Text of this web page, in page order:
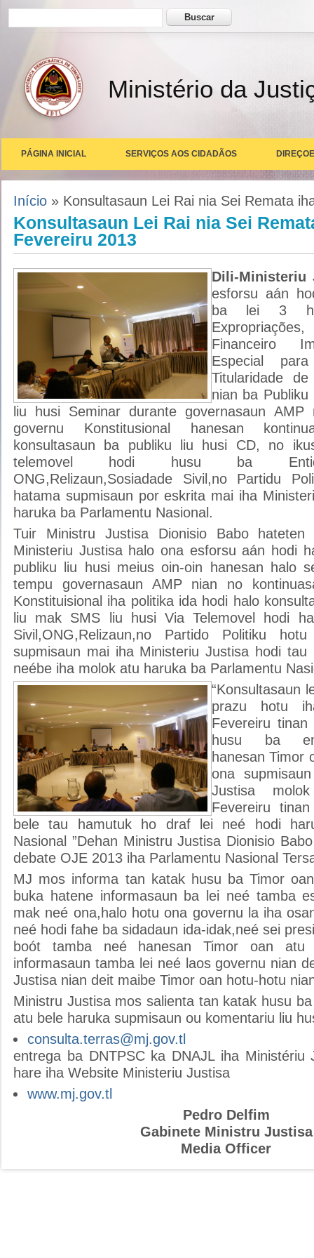
Formulário de busca Buscar
Ministério da
PÁGINA INICIAL SERVIÇOS AOS CIDADÃOS
Você está aqui
Início » Konsultasaun Lei Rai nia Sei Remata
Konsultasaun Lei Rai nia Sei
Fevereiru 2013
Dili-Ministeriu
esforsu aán
ba lei 3
Financeiro
Especial
Titularidade
nian ba
liu husi Seminar durante governasaun
governu Konstitusional hanesan
konsultasaun ba publiku liu husi CD, no
telemovel hodi husu ba
ONG,Relizaun,Sosiadade Sivil,no Partidu
hatama supmisaun por eskrita mai iha
haruka ba Parlamentu Nasional.
Tuir Ministru Justisa Dionisio Babo
Ministeriu Justisa halo ona esforsu aán hodi
publiku liu husi meius oin-oin hanesan halo
tempu governasaun AMP nian no
Konstituisional iha politika ida hodi halo
liu mak SMS liu husi Via Telemovel hodi
Sivil,ONG,Relizaun,no Partido Politiku
supmisaun mai iha Ministeriu Justisa hodi
neébe iha molok atu haruka ba Parlamentu
“Konsultasaun
prazu hotu
Fevereiru
husu ba
hanesan Timor
ona
Justisa
Fevereiru
bele tau hamutuk ho draf lei neé hodi
Nasional ”Dehan Ministru Justisa Dionisio
debate OJE 2013 iha Parlamentu Nasional
MJ mos informa tan katak husu ba Timor
buka hatene informasaun ba lei neé tamba
mak neé ona,halo hotu ona governu la iha
neé hodi fahe ba sidadaun ida-idak,neé sei
boót tamba neé hanesan Timor oan atu
informasaun tamba lei neé laos governu nian
Justisa nian deit maibe Timor oan hotu-hotu
Ministru Justisa mos salienta tan katak husu
atu bele haruka supmisaun ou komentariu liu
consulta.terras@mj.gov.tl
entrega ba DNTPSC ka DNAJL iha Ministériu
hare iha Website Ministeriu Justisa
www.mj.gov.tl
Pedro Delfim
Gabinete Ministru Justisa
Media Officer